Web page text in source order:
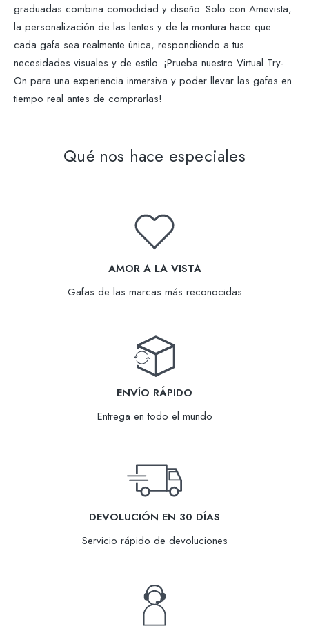
graduadas combina comodidad y diseño. Solo con Amevista,
la personalización de las lentes y de la montura hace que
cada gafa sea realmente única, respondiendo a tus
necesidades visuales y de estilo. ¡Prueba nuestro Virtual Try-
On para una experiencia inmersiva y poder llevar las gafas en
tiempo real antes de comprarlas!
Qué nos hace especiales
AMOR A LA VISTA
Gafas de las marcas más reconocidas
ENVÍO RÁPIDO
Entrega en todo el mundo
DEVOLUCIÓN EN 30 DÍAS
Servicio rápido de devoluciones